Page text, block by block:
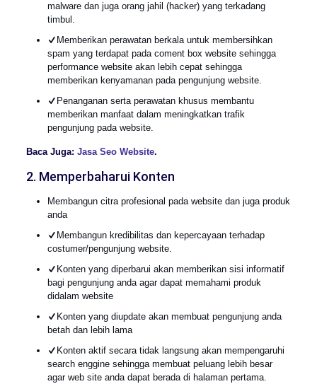
malware dan juga orang jahil (hacker) yang terkadang
timbul.
Memberikan perawatan berkala untuk membersihkan
spam yang terdapat pada coment box website sehingga
performance website akan lebih cepat sehingga
memberikan kenyamanan pada pengunjung website.
Penanganan serta perawatan khusus membantu
memberikan manfaat dalam meningkatkan trafik
pengunjung pada website.
Baca Juga: Jasa Seo Website.
2. Memperbaharui Konten
Membangun citra profesional pada website dan juga produk
anda
Membangun kredibilitas dan kepercayaan terhadap
costumer/pengunjung website.
Konten yang diperbarui akan memberikan sisi informatif
bagi pengunjung anda agar dapat memahami produk
didalam website
Konten yang diupdate akan membuat pengunjung anda
betah dan lebih lama
Konten aktif secara tidak langsung akan mempengaruhi
search enggine sehingga membuat peluang lebih besar
agar web site anda dapat berada di halaman pertama.